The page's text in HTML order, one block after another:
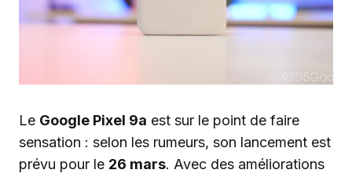
Le Google Pixel 9a est sur le point de faire
sensation : selon les rumeurs, son lancement est
prévu pour le 26 mars. Avec des améliorations